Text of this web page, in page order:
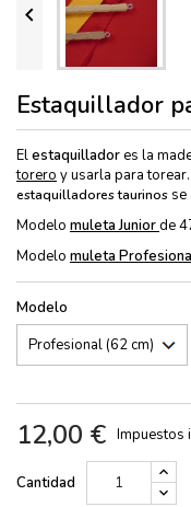

Estaquillador
Elestaquilladores la
torero y usarla para
estaquilladores taurinos se
Modelo muleta Juniorde
Modelo muleta
Modelo
12,00 € Impuestos
Cantidad